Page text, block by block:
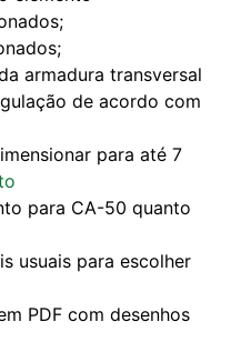
armadura transversal
de acordo com
para até 7
para CA-50 quanto
usuais para escolher
PDF com desenhos